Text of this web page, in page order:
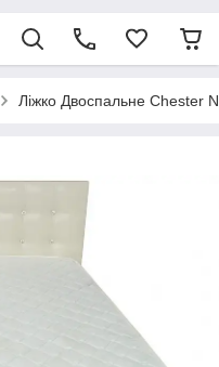
Ліжко Двоспальне Chester